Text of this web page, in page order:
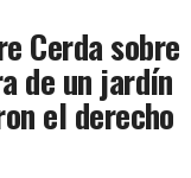
Cerda sobre
de un jardín
el derecho